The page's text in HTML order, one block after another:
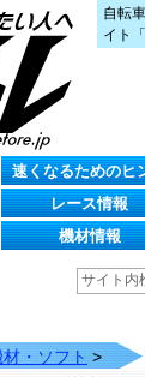
自転
イト
速くなるためのヒ
レース情報
機材情報
・ソフト >